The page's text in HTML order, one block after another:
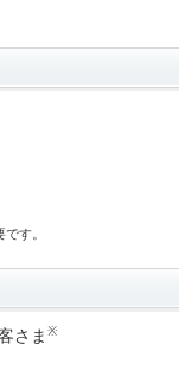
す。
さま ※